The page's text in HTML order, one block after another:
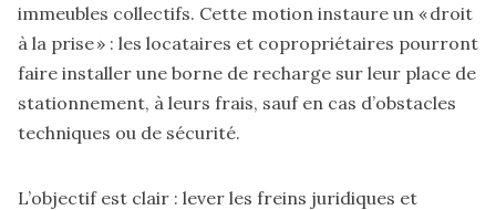
immeubles collectifs. Cette motion instaure un « droit
à la prise » : les locataires et copropriétaires pourront
faire installer une borne de recharge sur leur place de
stationnement, à leurs frais, sauf en cas d’obstacles
techniques ou de sécurité.
L’objectif est clair : lever les freins juridiques et